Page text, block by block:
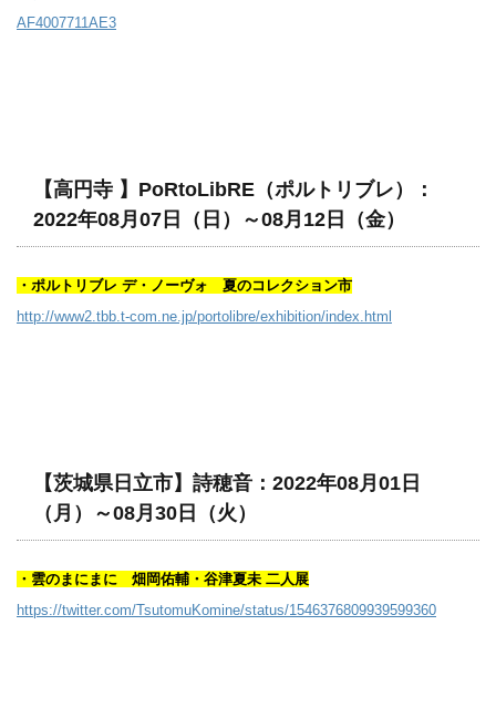
AF4007711AE3
【高円寺 】PoRtoLibRE（ポルトリブレ）：
2022年08月07日（日）～08月12日（金）
・ポルトリブレ デ・ノーヴォ 夏のコレクション市
http://www2.tbb.t-com.ne.jp/portolibre/exhibition/index.html
【茨城県日立市】詩穂音：2022年08月01日
（月）～08月30日（火）
・雲のまにまに 畑岡佑輔・谷津夏未 二人展
https://twitter.com/TsutomuKomine/status/1546376809939599360